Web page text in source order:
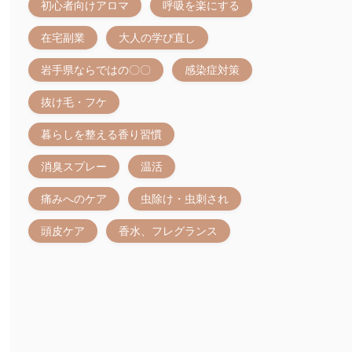
初心者向けアロマ 呼吸を楽にする
在宅副業 大人の学び直し
岩手県ならではの〇〇 感染症対策
抜け毛・フケ
暮らしを整える香り習慣
消臭スプレー 温活
痛みへのケア 虫除け・虫刺され
頭皮ケア 香水、フレグランス